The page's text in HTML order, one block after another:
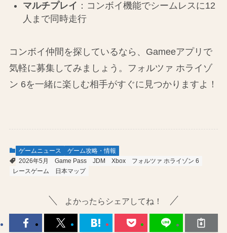
マルチプレイ ：コンボイ機能でシームレスに12
人まで同時走行
コンボイ仲間を探しているなら、Gameeアプリで
気軽に募集してみましょう。フォルツァ ホライゾ
ン 6を一緒に楽しむ相手がすぐに見つかりますよ！
ゲームニュース
ゲーム攻略・情報
2026年5月
Game Pass JDM Xbox
フォルツァ ホライゾン 6
レースゲーム
日本マップ
よかったらシェアしてね！